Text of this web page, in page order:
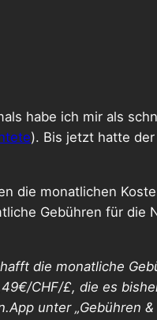
habe ich mir als
). Bis jetzt hatte
die monatlichen
Gebühren für die
die monatliche
CHF/£, die es
unter „Gebühren &